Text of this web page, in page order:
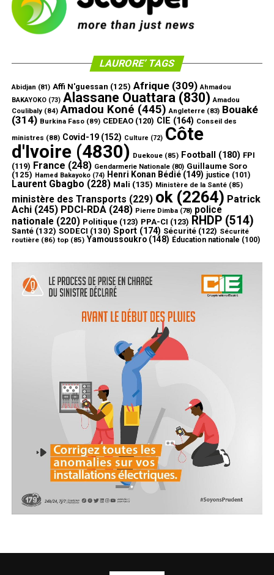
LAURORE’ TAGS
Abidjan (81) Affi N'guessan (125) Afrique(309) Ahmadou
BAKAYOKO(73) Alassane Ouattara (830) Amadou
Coulibaly(84) Amadou Koné (445) Angleterre(83) Bouaké
(314) Burkina Faso(89) CEDEAO(120) CIE (164) Conseil des
ministres (88) Covid-19(152) Culture (72) Côte
d'Ivoire(4830) Duekoue(85) Football (180) FPI
(119) France (248) Gendarmerie Nationale(80) Guillaume Soro
(125) Hamed Bakayoko(74) Henri Konan Bédié(149) justice (101)
Laurent Gbagbo (228) Mali (135) Ministère de la Santé(85)
ministère des Transports (229) ok(2264) Patrick
Achi(245) PDCI-RDA(248) Pierre Dimba(78) police
nationale(220) Politique(123) PPA-CI (123) RHDP(514)
Santé(132) SODECI (130) Sport(174) Sécurité(122) Sécurité
routière(86) top(85) Yamoussoukro(148) Éducation nationale (100)